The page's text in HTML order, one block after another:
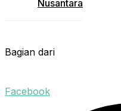
Nusantara
Bagian dari
Facebook